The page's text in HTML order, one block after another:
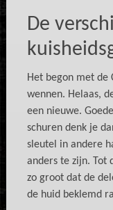
De
Het begon met de
wennen. Helaas,
een nieuwe.
schuren denk je
sleutel in andere
anders te zijn. Tot
zo groot dat de
de huid beklemd